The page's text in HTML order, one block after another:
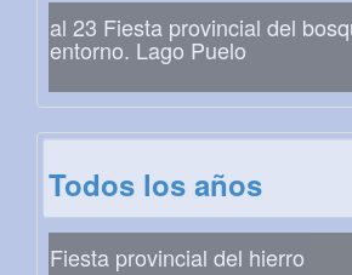
al 23 Fiesta provincial del
entorno. Lago Puelo
Todos los años
Fiesta provincial del hierro